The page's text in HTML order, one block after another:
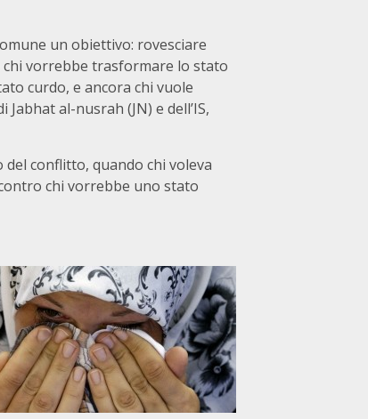
un obiettivo: rovesciare
chi vorrebbe trasformare lo stato
curdo, e ancora chi vuole
al-nusrah (JN) e dell’IS,
conflitto, quando chi voleva
chi vorrebbe uno stato